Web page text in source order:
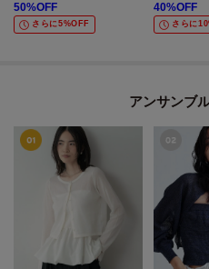
50%OFF
さらに5%OFF
40%OFF
さらに
アンサンブ